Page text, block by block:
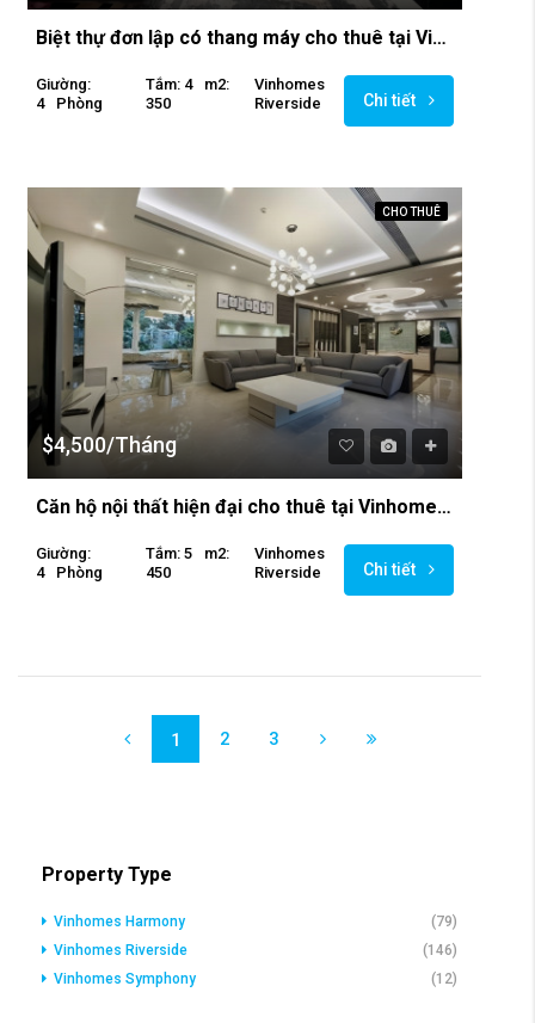
Biệt thự đơn lập có thang máy cho thuê tại Vinhomes Riverside
Giường:
4
Phòng
Tắm: 4
M2:
350
Vinhomes
Riverside
Chi tiết
CHO THUÊ
$4,500/Tháng
Căn hộ nội thất hiện đại cho thuê tại Vinhomes Riversdie
Giường:
4
Phòng
Tắm: 5
M2:
450
Vinhomes
Riverside
Chi tiết
1 2 3
Property Type
Vinhomes Harmony
(79)
Vinhomes Riverside
(146)
Vinhomes Symphony
(12)